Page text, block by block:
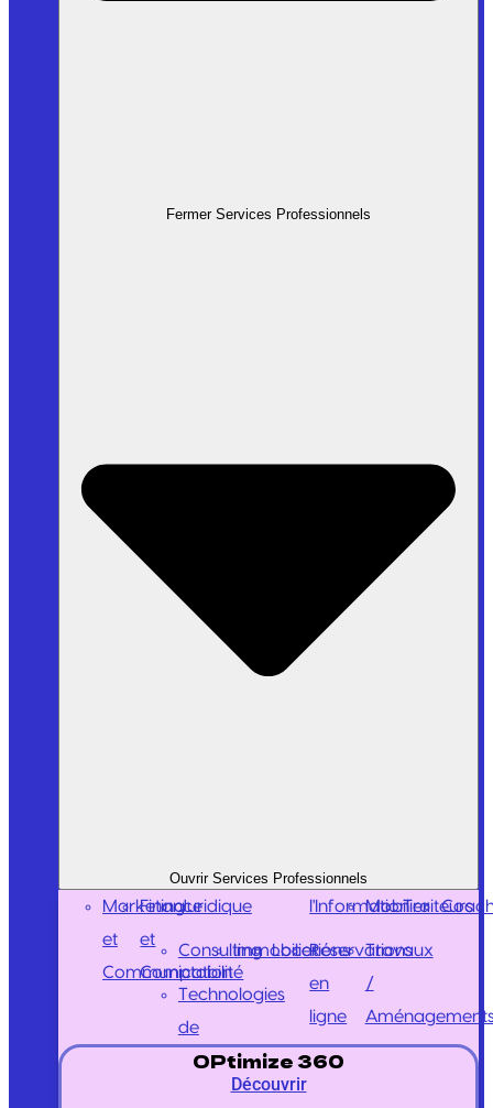
Fermer Services Professionnels
Ouvrir Services Professionnels
Marketing
et
Communication
Finance
et
Comptabilité
Juridique
Consulting
Technologies
de
l'Information
Immobilier
LocationsRéservations
en
ligne
MobilierTraiteurs
Travaux
/
OPtimize 360
Découvrir